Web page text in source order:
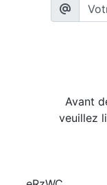
Avant
veuillez